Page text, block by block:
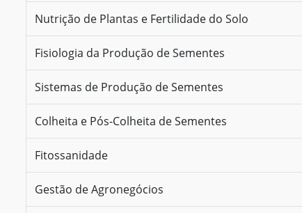
Nutrição de Plantas e Fertilidade do Solo
Fisiologia da Produção de Sementes
Sistemas de Produção de Sementes
Colheita e Pós-Colheita de Sementes
Fitossanidade
Gestão de Agronegócios